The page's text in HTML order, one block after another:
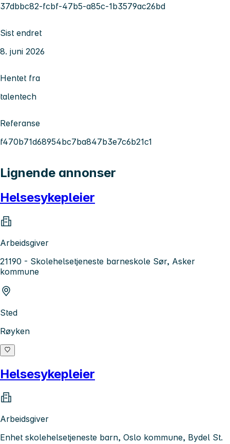
37dbbc82-fcbf-47b5-a85c-1b3579ac26bd
Sist endret
8. juni 2026
Hentet fra
talentech
Referanse
f470b71d68954bc7ba847b3e7c6b21c1
Lignende annonser
Helsesykepleier
Arbeidsgiver
21190 - Skolehelsetjeneste barneskole Sør, Asker
kommune
Sted
Røyken
Helsesykepleier
Arbeidsgiver
Enhet skolehelsetjeneste barn, Oslo kommune, Bydel St.